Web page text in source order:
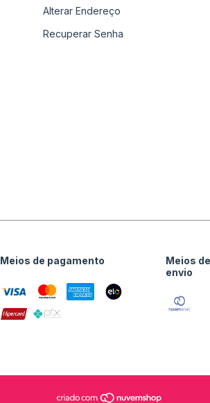
Alterar Endereço
Recuperar Senha
Meios de pagamento
Meios de
envio